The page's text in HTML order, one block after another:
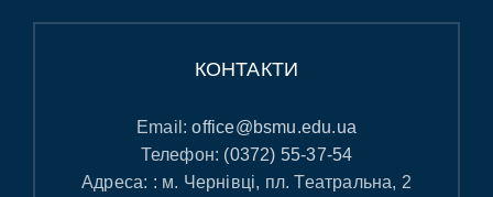
КОНТАКТИ
Email:office@bsmu.edu.ua
Телефон: (0372) 55-37-54
Адреса: : м. Чернівці, пл. Театральна, 2